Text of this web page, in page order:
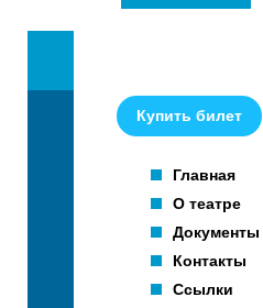
Купить билет
Главная
О театре
Документы
Контакты
Ссылки